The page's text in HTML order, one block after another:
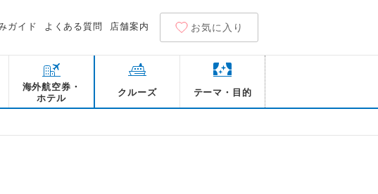
ガイド よくある質問 店舗案内 お気に入り
海外航空券・
ホテル
クルーズ テーマ・目的